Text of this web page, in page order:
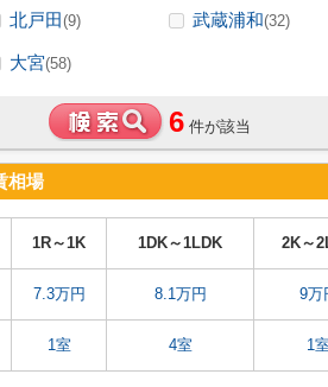
北戸田(9) 武蔵浦和(32)
大宮(58)
6 件が該当
相場
1R～1K 1DK～1LDK 2K～
7.3万円 8.1万円 9万
1室 4室 1